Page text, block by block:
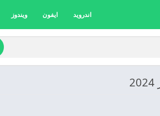
اندرويد ايفون ويندوز